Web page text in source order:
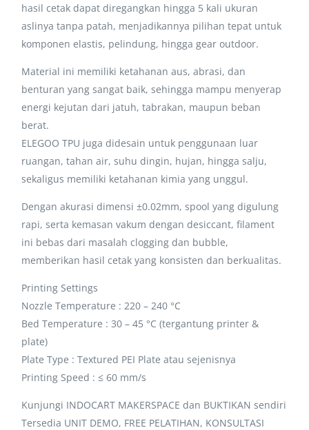
hasil cetak dapat diregangkan hingga 5 kali ukuran
aslinya tanpa patah, menjadikannya pilihan tepat untuk
komponen elastis, pelindung, hingga gear outdoor.
Material ini memiliki ketahanan aus, abrasi, dan
benturan yang sangat baik, sehingga mampu menyerap
energi kejutan dari jatuh, tabrakan, maupun beban
berat.
ELEGOO TPU juga didesain untuk penggunaan luar
ruangan, tahan air, suhu dingin, hujan, hingga salju,
sekaligus memiliki ketahanan kimia yang unggul.
Dengan akurasi dimensi ±0.02mm, spool yang digulung
rapi, serta kemasan vakum dengan desiccant, filament
ini bebas dari masalah clogging dan bubble,
memberikan hasil cetak yang konsisten dan berkualitas.
Printing Settings
Nozzle Temperature : 220 – 240 °C
Bed Temperature : 30 – 45 °C (tergantung printer &
plate)
Plate Type : Textured PEI Plate atau sejenisnya
Printing Speed : ≤ 60 mm/s
Kunjungi INDOCART MAKERSPACE dan BUKTIKAN sendiri
Tersedia UNIT DEMO, FREE PELATIHAN, KONSULTASI